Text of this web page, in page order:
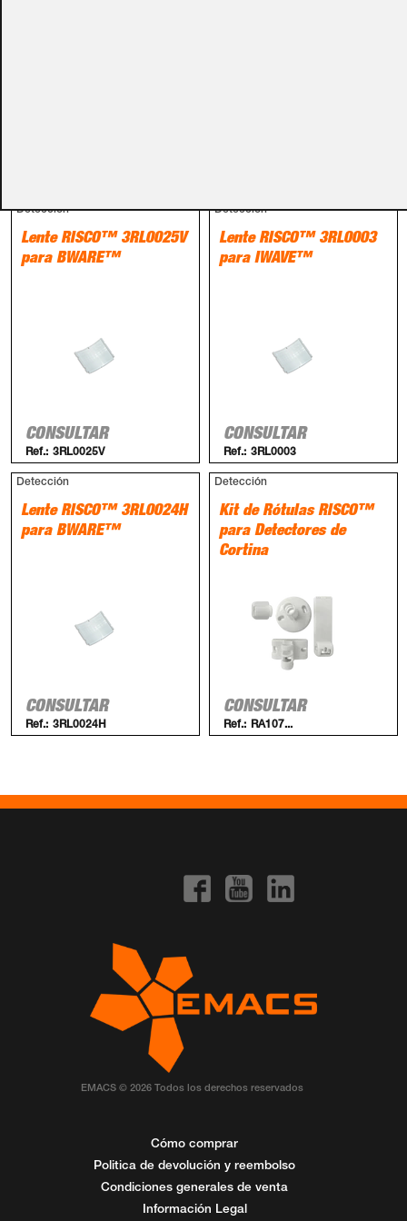
Detección
Lente RISCO™ 3RL0025V
para BWARE™
CONSULTAR
Ref.: 3RL0025V
Detección
Lente RISCO™ 3RL0003
para IWAVE™
CONSULTAR
Ref.: 3RL0003
Detección
Lente RISCO™ 3RL0024H
para BWARE™
CONSULTAR
Ref.: 3RL0024H
Detección
Kit de Rótulas RISCO™
para Detectores de
Cortina
CONSULTAR
Ref.: RA107...
EMACS © 2026 Todos los derechos reservados
Cómo comprar
Politica de devolución y reembolso
Condiciones generales de venta
Información Legal